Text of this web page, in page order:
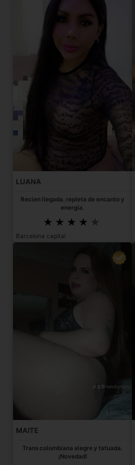
LUANA
Recien llegada, repleta de encanto y
energía.
Barcelona capital
MAITE
Trans colombiana alegre y tatuada.
¡Novedad!